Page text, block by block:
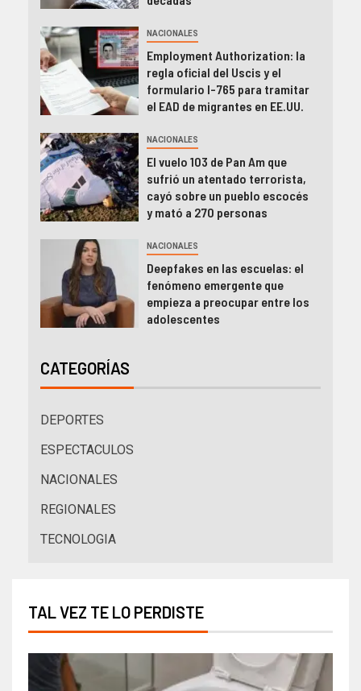
NACIONALES
Employment Authorization: la
regla oficial del Uscis y el
formulario I-765 para tramitar
el EAD de migrantes en EE.UU.
NACIONALES
El vuelo 103 de Pan Am que
sufrió un atentado terrorista,
cayó sobre un pueblo escocés
y mató a 270 personas
NACIONALES
Deepfakes en las escuelas: el
fenómeno emergente que
empieza a preocupar entre los
adolescentes
CATEGORÍAS
DEPORTES
ESPECTACULOS
NACIONALES
REGIONALES
TECNOLOGIA
TAL VEZ TE LO PERDISTE